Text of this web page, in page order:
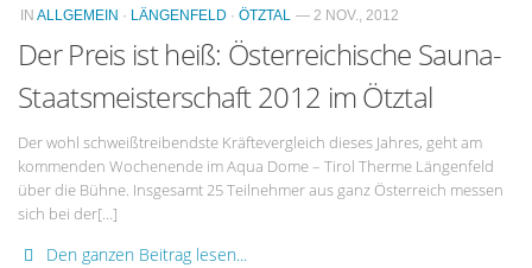
IN ALLGEMEIN · LÄNGENFELD · ÖTZTAL — 2 NOV., 2012
Der Preis ist heiß: Österreichische Sauna-
Staatsmeisterschaft 2012 im Ötztal
Der wohl schweißtreibendste Kräftevergleich dieses Jahres, geht am
kommenden Wochenende im Aqua Dome – Tirol Therme Längenfeld
über die Bühne. Insgesamt 25 Teilnehmer aus ganz Österreich messen
sich bei der[…]
Den ganzen Beitrag lesen...